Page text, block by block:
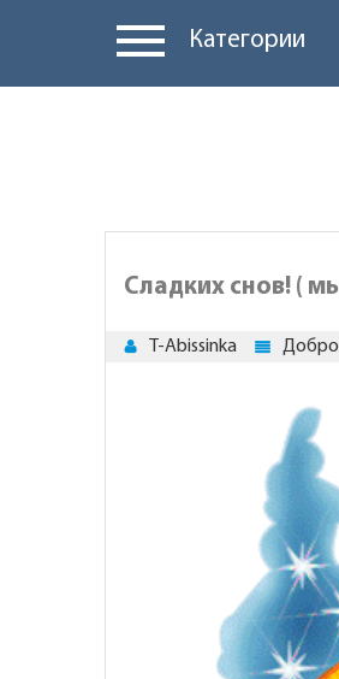
Категории
Сладких снов! (
T-Abissinka